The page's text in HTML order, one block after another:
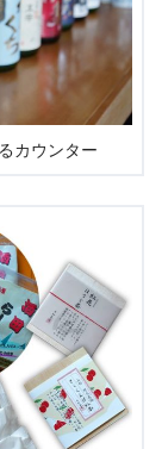
カウンター